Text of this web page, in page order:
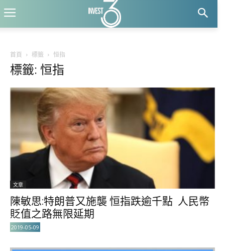
首頁 標籤 恒指
標籤: 恒指
文章
陳敏思:特朗普又施襲 恒指跌逾千點 人民幣
貶值之路無限延期
2019-05-09